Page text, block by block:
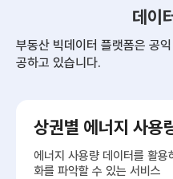
데이
부동산 빅데이터 플랫폼은 공
공하고 있습니다.
상권별 에너지 사용
에너지 사용량 데이터를 활용
화를 파악할 수 있는 서비스